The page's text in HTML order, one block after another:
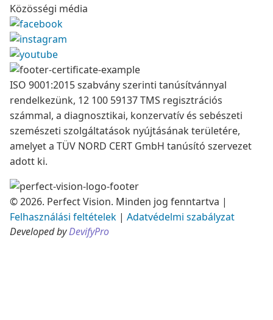
Közösségi média
ISO 9001:2015 szabvány szerinti tanúsítvánnyal
rendelkezünk, 12 100 59137 TMS regisztrációs
számmal, a diagnosztikai, konzervatív és sebészeti
szemészeti szolgáltatások nyújtásának területére,
amelyet a TÜV NORD CERT GmbH tanúsító szervezet
adott ki.
© 2026. Perfect Vision. Minden jog fenntartva |
Felhasználási feltételek | Adatvédelmi szabályzat
Developed byDevifyPro